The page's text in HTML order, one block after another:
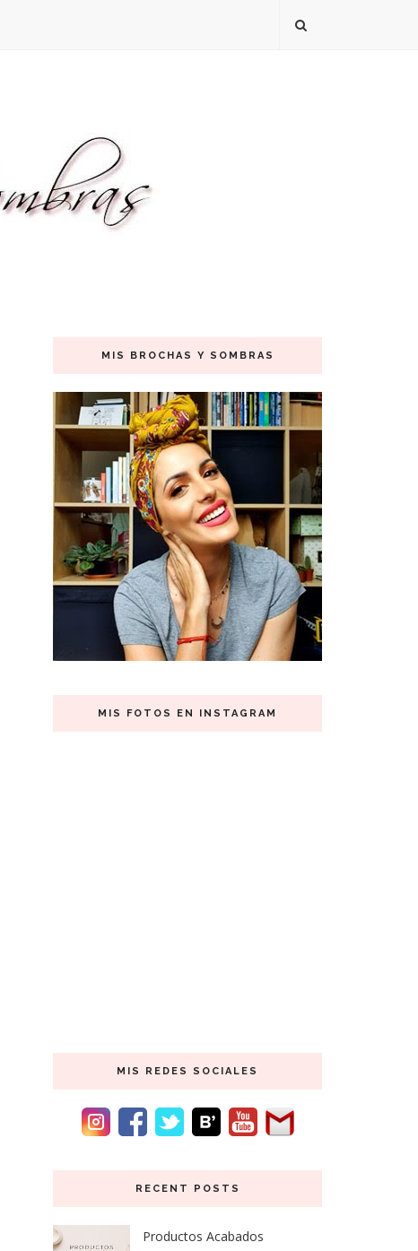
MIS BROCHAS Y SOMBRAS
MIS FOTOS EN INSTAGRAM
MIS REDES SOCIALES
RECENT POSTS
Productos Acabados